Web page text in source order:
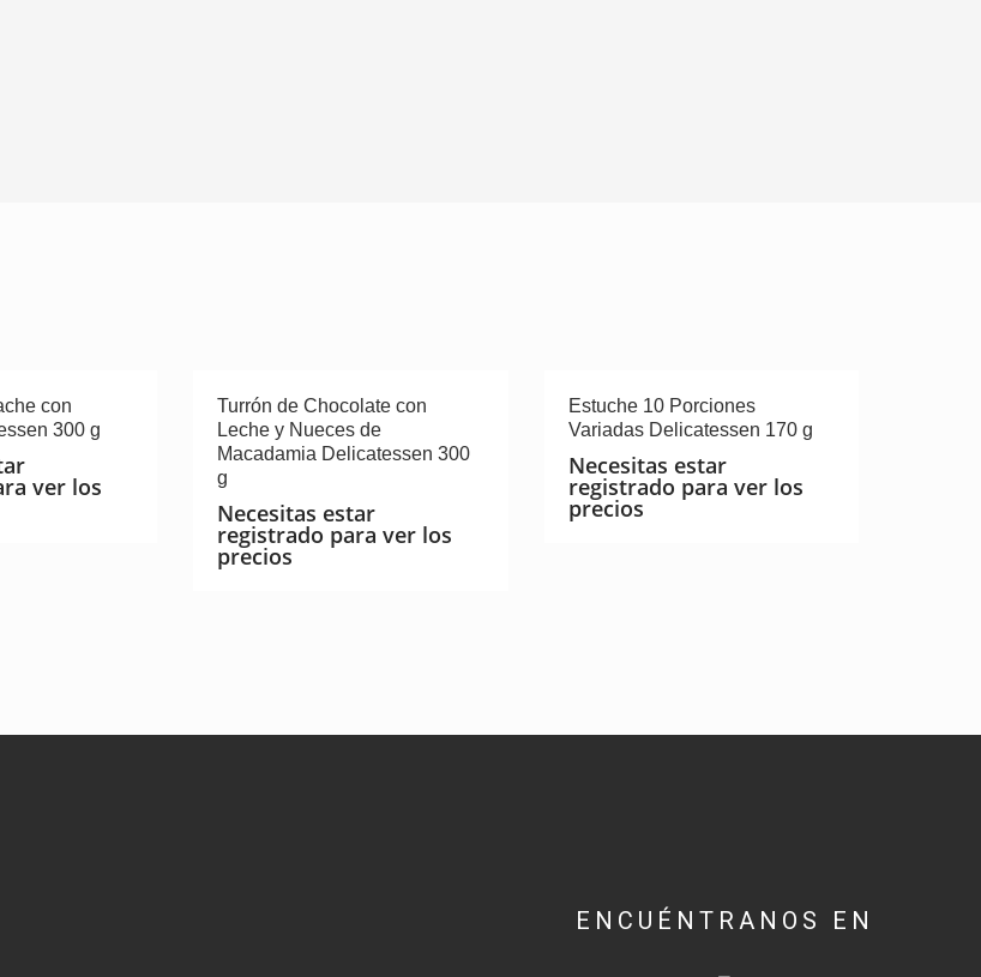
con
300 g
ver los
Turrón de Chocolate con
Leche y Nueces de
Macadamia Delicatessen 300
g
Necesitas estar
registrado para ver los
precios
Estuche 10 Porciones
Variadas Delicatessen 170 g
Necesitas estar
registrado para ver los
precios
ENCUÉNTRANOS EN